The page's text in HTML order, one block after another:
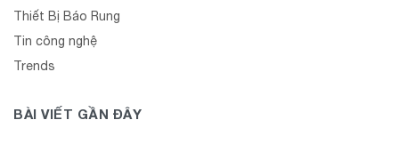
Thiết Bị Báo Rung
Tin công nghệ
Trends
BÀI VIẾT GẦN ĐÂY